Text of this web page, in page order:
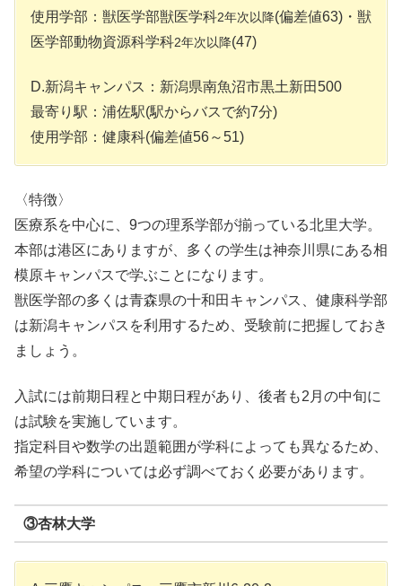
使用学部：獣医学部獣医学科2年次以降(偏差値63)・獣
医学部動物資源科学科2年次以降(47)
D.新潟キャンパス：新潟県南魚沼市黒土新田500
最寄り駅：浦佐駅(駅からバスで約7分)
使用学部：健康科(偏差値56～51)
〈特徴〉
医療系を中心に、9つの理系学部が揃っている北里大学。
本部は港区にありますが、多くの学生は神奈川県にある相
模原キャンパスで学ぶことになります。
獣医学部の多くは青森県の十和田キャンパス、健康科学部
は新潟キャンパスを利用するため、受験前に把握しておき
ましょう。
入試には前期日程と中期日程があり、後者も2月の中旬に
は試験を実施しています。
指定科目や数学の出題範囲が学科によっても異なるため、
希望の学科については必ず調べておく必要があります。
③杏林大学